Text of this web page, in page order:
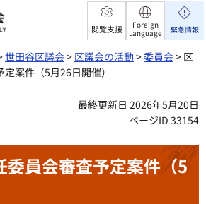
閲覧支援
Foreign
Language
緊急情報
世田谷区議会> 区議会の活動>委員会> 区
案件（5月26日開催）
最終更新日 2026年5月20日
ページID 33154
委員会審査予定案件（5